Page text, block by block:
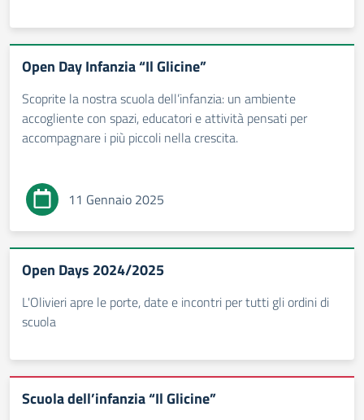
Open Day Infanzia “Il Glicine”
Scoprite la nostra scuola dell’infanzia: un ambiente
accogliente con spazi, educatori e attività pensati per
accompagnare i più piccoli nella crescita.
11 Gennaio 2025
Open Days 2024/2025
L'Olivieri apre le porte, date e incontri per tutti gli ordini di
scuola
Scuola dell’infanzia “Il Glicine”